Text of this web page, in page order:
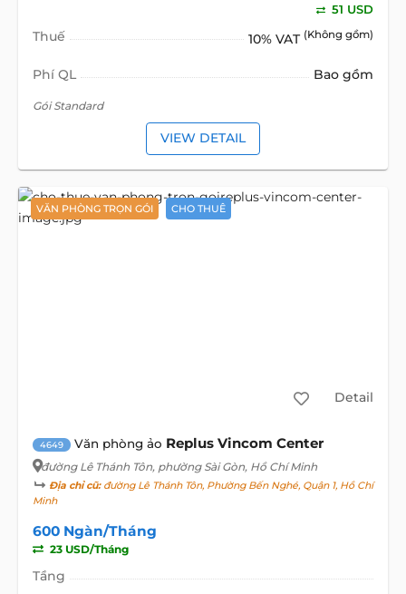
51 USD
Thuế 10% VAT (Không gồm)
Phí QL Bao gồm
Gói Standard
VIEW DETAIL
VĂN PHÒNG TRỌN GÓI CHO THUÊ
Detail
4649 Văn phòng ảo Replus Vincom Center
đường Lê Thánh Tôn, phường Sài Gòn, Hồ Chí Minh
Địa chỉ cũ:đường Lê Thánh Tôn, Phường Bến Nghé, Quận 1, Hồ Chí
Minh
600 Ngàn/Tháng
23 USD/Tháng
Tầng